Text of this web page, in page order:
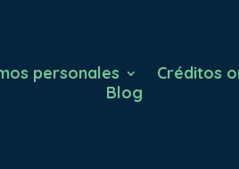
personales Créditos
Blog